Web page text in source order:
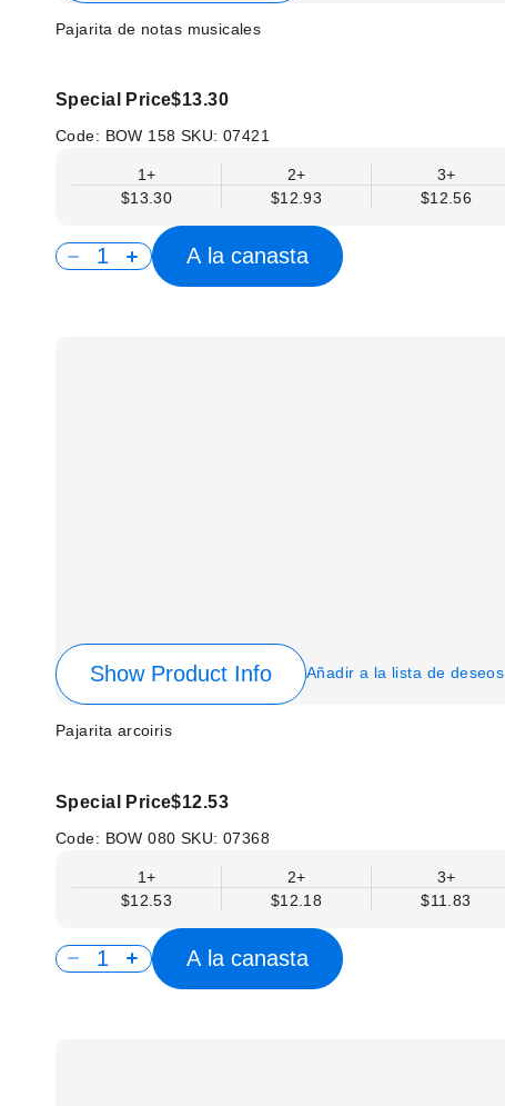
Pajarita de notas musicales
Special Price$13.30
Code: BOW 158 SKU:07421
1+
$13.30
2+
$12.93
3+
$12.56
A la canasta
Show Product Info Añadir a la lista de deseos
Pajarita arcoiris
Special Price$12.53
Code: BOW 080 SKU:07368
1+
$12.53
2+
$12.18
3+
$11.83
A la canasta